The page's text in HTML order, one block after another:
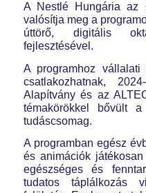
A Nestlé Hungária az
valósítja meg a
úttörő, digitális
fejlesztésével.
A programhoz
csatlakozhatnak,
Alapítvány és az
témakörökkel bővült
tudáscsomag.
A programban egész
és animációk
egészséges és
tudatos táplálkozás